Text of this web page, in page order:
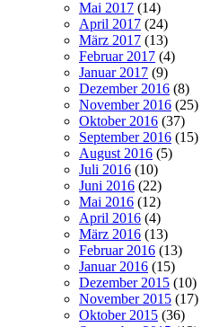
Mai 2017 (14)
April 2017 (24)
März 2017 (13)
Februar 2017 (4)
Januar 2017 (9)
Dezember 2016 (8)
November 2016 (25)
Oktober 2016 (37)
September 2016 (15)
August 2016 (5)
Juli 2016 (10)
Juni 2016 (22)
Mai 2016 (12)
April 2016 (4)
März 2016 (13)
Februar 2016 (13)
Januar 2016 (15)
Dezember 2015 (10)
November 2015 (17)
Oktober 2015 (36)